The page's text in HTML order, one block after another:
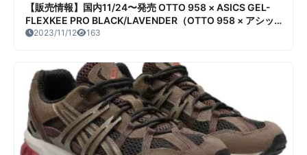
【販売情報】国内11/24〜発売 OTTO 958 × ASICS GEL-
FLEXKEE PRO BLACK/LAVENDER（OTTO 958 × アシッ
クス ゲル フレックスキー プロ ブラック/ラベンダー） 販
2023/11/12 163